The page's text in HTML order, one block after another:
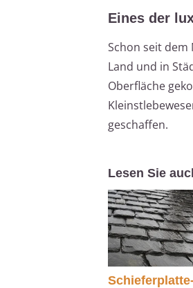
Eines der
Schon seit dem
Land und in
Oberfläche
geschaffen.
Lesen Sie